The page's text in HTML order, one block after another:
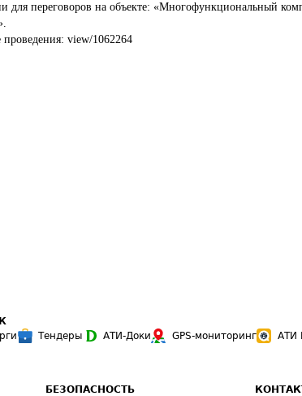
для переговоров на объекте: «Многофункциональный
view/1062264
Тендеры АТИ-Доки GPS-мониторинг АТИ
БЕЗОПАСНОСТЬ